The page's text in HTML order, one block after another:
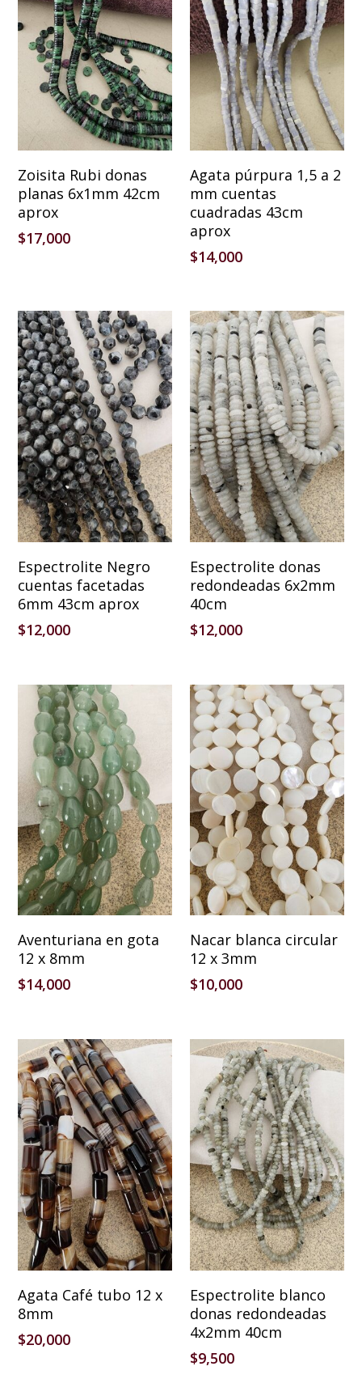
Añadir Al Carrito
Zoisita Rubi donas
planas 6x1mm 42cm
aprox
$17,000
Añadir Al Carrito
Agata púrpura 1,5 a 2
mm cuentas
cuadradas 43cm
aprox
$14,000
Añadir Al Carrito
Espectrolite Negro
cuentas facetadas
6mm 43cm aprox
$12,000
Añadir Al Carrito
Espectrolite donas
redondeadas 6x2mm
40cm
$12,000
Añadir Al Carrito
Aventuriana en gota
12 x 8mm
$14,000
Añadir Al Carrito
Nacar blanca circular
12 x 3mm
$10,000
Añadir Al Carrito
Agata Café tubo 12 x
8mm
$20,000
Añadir Al Carrito
Espectrolite blanco
donas redondeadas
4x2mm 40cm
$9,500